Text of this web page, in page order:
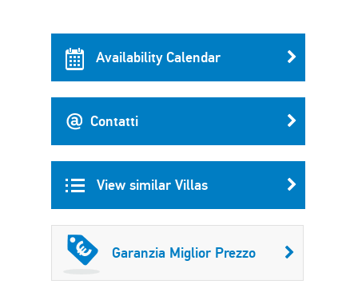
Availability Calendar
Contatti
View similar Villas
Garanzia Miglior Prezzo